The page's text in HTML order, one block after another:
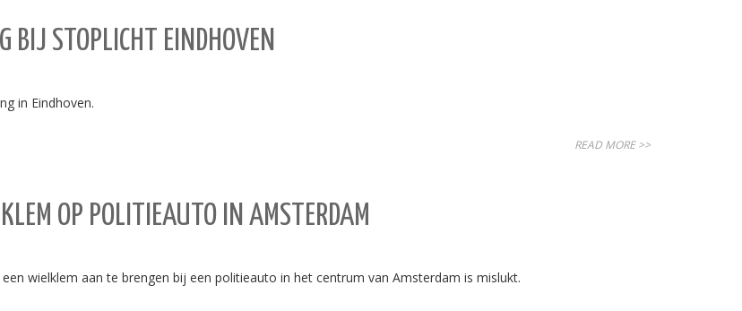
BIJ STOPLICHT EINDHOVEN
in Eindhoven.
READ MORE >>
OP POLITIEAUTO IN AMSTERDAM
wielklem aan te brengen bij een politieauto in het centrum van Amsterdam is mislukt.